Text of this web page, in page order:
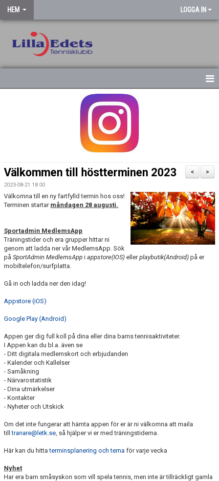
HEM LOGGA IN
>
<
Välkommen till höstterminen 2023
2023-08-21 18:00
Välkomna till en ny fartfylld termin hos oss!
Terminen startar måndagen 28 augusti.
Sportadmin MedlemsApp
Träningstider och era grupper hittar ni
genom att ladda ner vår MedlemsApp. Sök
på SportAdmin MedlemsApp i appstore(IOS) ellerplaybutik(Android) på er
mobiltelefon/surfplatta.
Gå in och ladda ner den idag!
Appstore (iOS)
Google Play (Android)
Appen ger dig full koll på dina eller dina barns tennisaktiviteter.
I Appen kan du bl.a. även se
- Ditt digitala medlemskort och erbjudanden
- Kalender och Kallelser
- Samåkning
- Närvarostatistik
- Dina utmärkelser
- Kontakter
- Nyheter och Utskick
Om det inte fungerar att hämta appen för er är ni välkomna att maila
tilltranare@letk.se, så hjälper vi er med träningstiderna.
Här kan du hittaterminsplanering och tema för varje vecka
Nyhet
Har era barn småsyskon som vill spela tennis, men inte är tillräckligt gamla